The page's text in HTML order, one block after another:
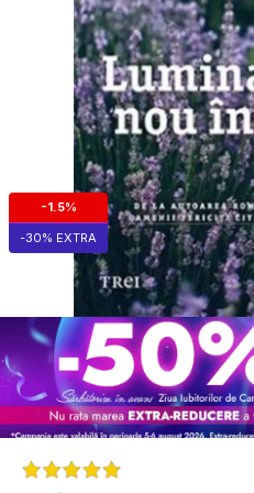
-1.5%
-30% EXTRA